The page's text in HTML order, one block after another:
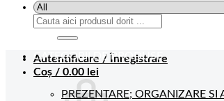
Caută
Autentificare / Înregistrare
Coș / 0.00 lei
CATEGORII DE PRODUSE
PREZENTARE; ORGANIZARE SI